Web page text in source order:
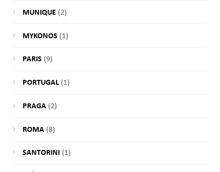
MUNIQUE (2)
MYKONOS (1)
PARIS (9)
PORTUGAL(1)
PRAGA(2)
ROMA(8)
SANTORINI(1)